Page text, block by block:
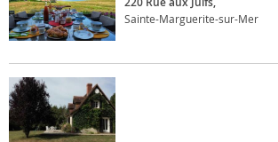
Sainte-Marguerite-sur-Mer